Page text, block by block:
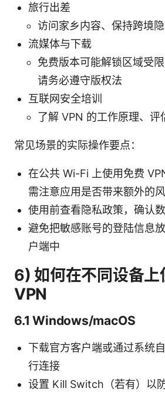
旅行出差
访问家乡内容、保持跨境
流媒体与下载
免费版本可能解锁区域受限
请务必遵守版权法
互联网安全培训
了解 VPN 的工作原理、评
常见场景的实际操作要点：
在公共 Wi-Fi 上使用免费
需注意应用是否带来额外的
使用前查看隐私政策，确认
避免把敏感账号的登陆信息
户端中
6) 如何在不同设备上
VPN
6.1 Windows/macOS
下载官方客户端或通过系统
行连接
设置 Kill Switch（若有）以